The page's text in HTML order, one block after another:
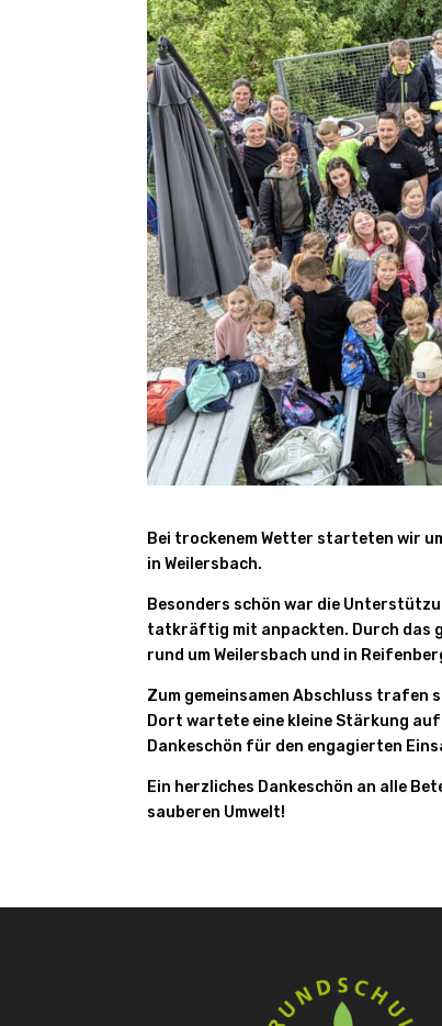
Bei trockenem Wetter starteten wir
in Weilersbach.
Besonders schön war die
tatkräftig mit anpackten. Durch das
rund um Weilersbach und in
Zum gemeinsamen Abschluss trafen
Dort wartete eine kleine Stärkung auf
Dankeschön für den engagierten
Ein herzliches Dankeschön an alle
sauberen Umwelt!